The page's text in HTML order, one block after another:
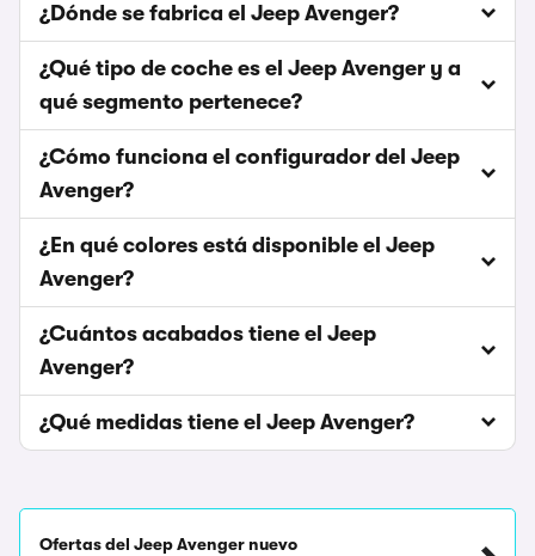
¿Dónde se fabrica el Jeep Avenger?
¿Qué tipo de coche es el Jeep Avenger y a
qué segmento pertenece?
¿Cómo funciona el configurador del Jeep
Avenger?
¿En qué colores está disponible el Jeep
Avenger?
¿Cuántos acabados tiene el Jeep
Avenger?
¿Qué medidas tiene el Jeep Avenger?
Ofertas del Jeep Avenger nuevo